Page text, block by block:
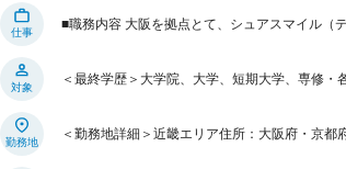
仕事
■職務内容 大阪を拠点とて、シュアスマイル（
対象
＜最終学歴＞大学院、大学、短期大学、専修・
勤務地
＜勤務地詳細＞近畿エリア住所：大阪府・京都